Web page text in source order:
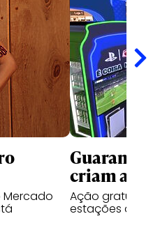
Mercado
Guaraná
criam
Ação gratuita
estações de